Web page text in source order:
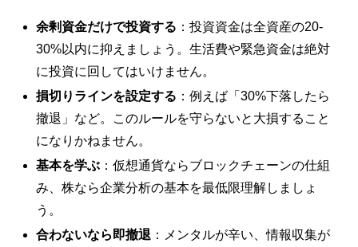
余剰資金だけで投資する ：投資資金は全資産の20-
30%以内に抑えましょう。生活費や緊急資金は絶対
に投資に回してはいけません。
損切りラインを設定する ：例えば「30%下落したら
撤退」など。このルールを守らないと大損すること
になりかねません。
基本を学ぶ ：仮想通貨ならブロックチェーンの仕組
み、株なら企業分析の基本を最低限理解しましょ
う。
合わないなら即撤退 ：メンタルが辛い、情報収集が